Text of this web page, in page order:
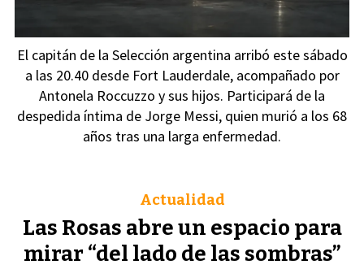
El capitán de la Selección argentina arribó este sábado
a las 20.40 desde Fort Lauderdale, acompañado por
Antonela Roccuzzo y sus hijos. Participará de la
despedida íntima de Jorge Messi, quien murió a los 68
años tras una larga enfermedad.
Las Rosas abre un espacio para
mirar “del lado de las sombras”
Actualidad